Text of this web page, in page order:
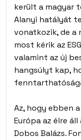
került a magyar
Alanyi hatályát
vonatkozik, de a
most kérik az
valamint az új
hangsúlyt kap,
Az, hogy ebben
Európa az élre
Dobos Balázs.